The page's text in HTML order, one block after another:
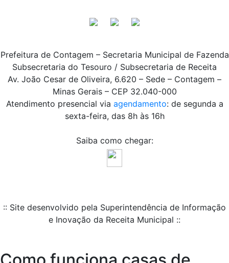
Prefeitura de Contagem – Secretaria Municipal de Fazenda
Subsecretaria do Tesouro / Subsecretaria de Receita
Av. João Cesar de Oliveira, 6.620 – Sede – Contagem –
Minas Gerais – CEP 32.040-000
Atendimento presencial via agendamento: de segunda a
sexta-feira, das 8h às 16h
Saiba como chegar:
:: Site desenvolvido pela Superintendência de Informação
e Inovação da Receita Municipal ::